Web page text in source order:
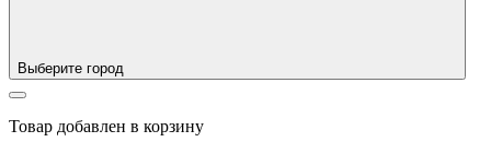
Выберите город
Товар добавлен в корзину